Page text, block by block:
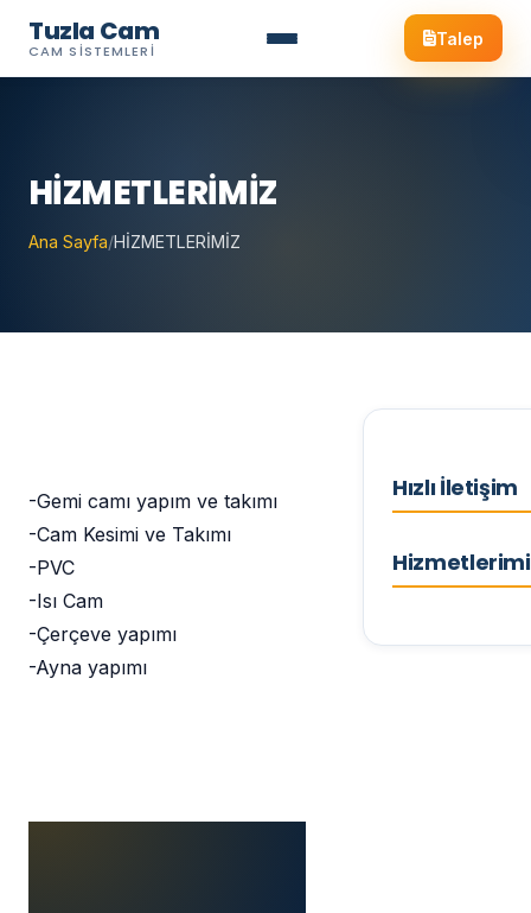
Tuzla Cam
CAM SISTEMLERI
Talep
HİZMETLERİMİZ
Ana Sayfa/HİZMETLERİMİZ
-Gemi camı yapım ve takımı
-Cam Kesimi ve Takımı
-PVC
-Isı Cam
-Çerçeve yapımı
-Ayna yapımı
Hızlı İletişim